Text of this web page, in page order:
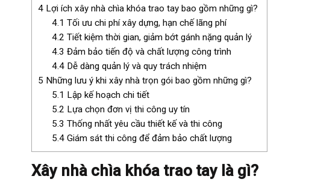
4 Lợi ích xây nhà chìa khóa trao tay bao gồm những gì?
4.1 Tối ưu chi phí xây dựng, hạn chế lãng phí
4.2 Tiết kiệm thời gian, giảm bớt gánh nặng quản lý
4.3 Đảm bảo tiến độ và chất lượng công trình
4.4Dễ dàng quản lý và quy trách nhiệm
5 Những lưu ý khi xây nhà trọn gói bao gồm những gì?
5.1 Lập kế hoạch chi tiết
5.2 Lựa chọn đơn vị thi công uy tín
5.3 Thống nhất yêu cầu thiết kế và thi công
5.4Giám sát thi công để đảm bảo chất lượng
Xây nhà chìa khóa trao tay là gì?